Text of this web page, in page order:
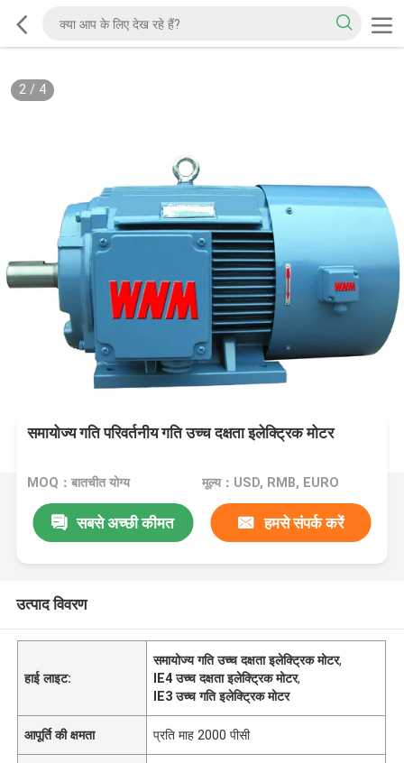
2/ 4
समायोज्य गति परिवर्तनीय गति उच्च दक्षता इलेक्ट्रिक मोटर
MOQ：बातचीत योग्य मूल्य：USD, RMB, EURO
सबसे अच्छी कीमत हमसे संपर्क करें
उत्पाद विवरण
हाई लाइट:
समायोज्य गति उच्च दक्षता इलेक्ट्रिक मोटर,
IE4 उच्च दक्षता इलेक्ट्रिक मोटर,
IE3 उच्च गति इलेक्ट्रिक मोटर
आपूर्ति की क्षमता प्रति माह 2000 पीसी